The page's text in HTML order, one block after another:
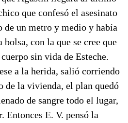
que confesó el asesinato
de un metro y medio y había
bolsa, con la que se cree que
sin vida de Esteche.
a la herida, salió corriendo
de la vivienda, el plan quedó
de sangre todo el lugar,
Entonces E. V. pensó la